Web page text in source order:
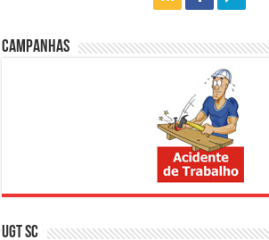
Campanhas
UGT SC